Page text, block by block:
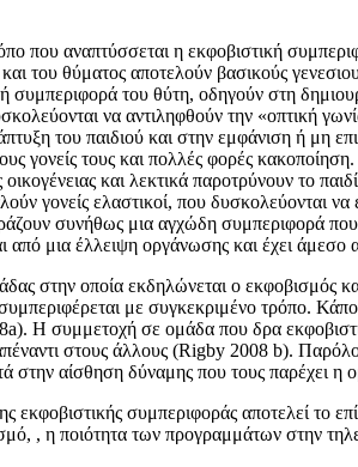
που αναπτύσσεται η εκφοβιστική
του θύματος αποτελούν βασικούς
συμπεριφορά του θύτη, οδηγούν στη
να αντιληφθούν την «οπτική
του παιδιού και στην εμφάνιση ή μη
γονείς τους και πολλές φορές
και λεκτικά παροτρύνουν το
γονείς ελαστικοί, που δυσκολεύονται να
συνήθως μια αγχώδη συμπεριφορά
από μια έλλειψη οργάνωσης και έχει άμεσο
στην οποία εκδηλώνεται ο
με συγκεκριμένο τρόπο.
Η συμμετοχή σε ομάδα που δρα
στους άλλους (Rigby 2008 b).
στην αίσθηση δύναμης που τους παρέχει η
εκφοβιστικής συμπεριφοράς αποτελεί το
, η ποιότητα των προγραμμάτων στην